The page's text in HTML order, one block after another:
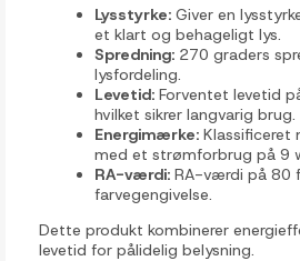
Lysstyrke: Giver en
et klart og behageligt lys.
Spredning: 270 graders
lysfordeling.
Levetid: Forventet levetid
hvilket sikrer langvarig brug.
Energimærke: Klassificeret
med et strømforbrug på 9
RA-værdi: RA-værdi på 80
farvegengivelse.
Dette produkt kombinerer
levetid for pålidelig belysning.